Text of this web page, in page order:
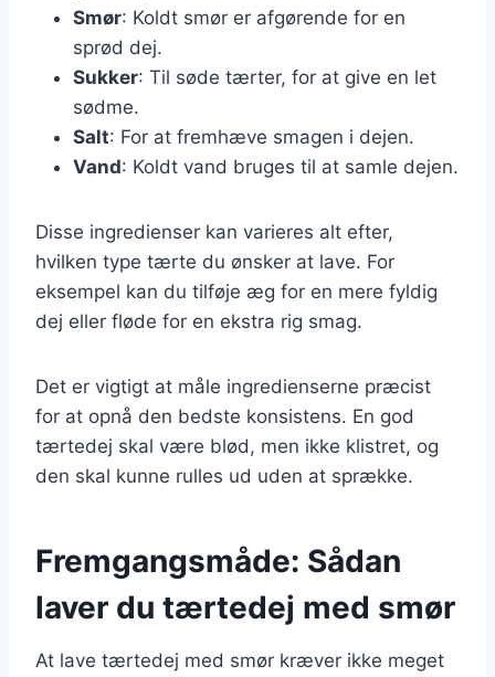
Smør: Koldt smør er afgørende for en
sprød dej.
Sukker: Til søde tærter, for at give en let
sødme.
Salt: For at fremhæve smagen i dejen.
Vand: Koldt vand bruges til at samle dejen.
Disse ingredienser kan varieres alt efter,
hvilken type tærte du ønsker at lave. For
eksempel kan du tilføje æg for en mere fyldig
dej eller fløde for en ekstra rig smag.
Det er vigtigt at måle ingredienserne præcist
for at opnå den bedste konsistens. En god
tærtedej skal være blød, men ikke klistret, og
den skal kunne rulles ud uden at sprække.
Fremgangsmåde: Sådan
laver du tærtedej med smør
At lave tærtedej med smør kræver ikke meget